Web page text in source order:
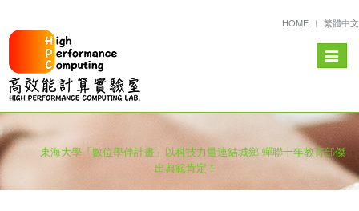
HOME 繁體中文
Toggle
東海大學「數位學伴計畫」以科技力量連結城鄉 蟬聯十年教育部傑
出典範肯定！